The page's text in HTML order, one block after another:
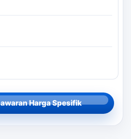
Harga Spesifik